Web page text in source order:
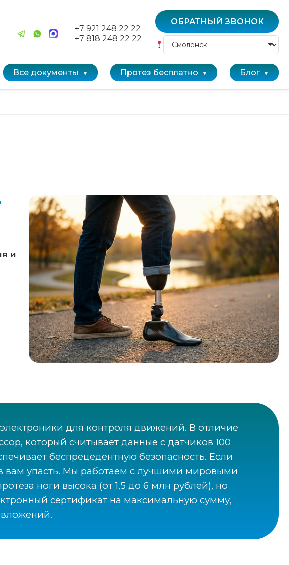
+7 921 248 22 22
+7 818 248 22 22
ОБРАТНЫЙ ЗВОНОК
Все документы Протез бесплатно Блог
и
для контроля движений. В отличие
который считывает данные с датчиков 100
беспрецедентную безопасность. Если
вам упасть. Мы работаем с лучшими мировыми
ноги высока (от 1,5 до 6 млн рублей), но
сертификат на максимальную сумму,
вложений.